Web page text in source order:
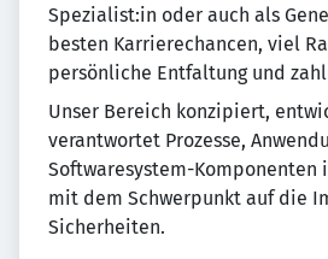
Spezialist:in oder auch als
besten Karrierechancen, viel
persönliche Entfaltung und
Unser Bereich konzipiert,
verantwortet Prozesse,
Softwaresystem-Komponenten
mit dem Schwerpunkt auf die
Sicherheiten.